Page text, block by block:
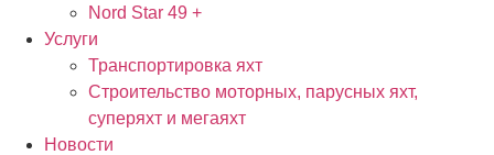
Nord Star 49 +
Услуги
Транспортировка яхт
Строительство моторных, парусных яхт,
суперяхт и мегаяхт
Новости